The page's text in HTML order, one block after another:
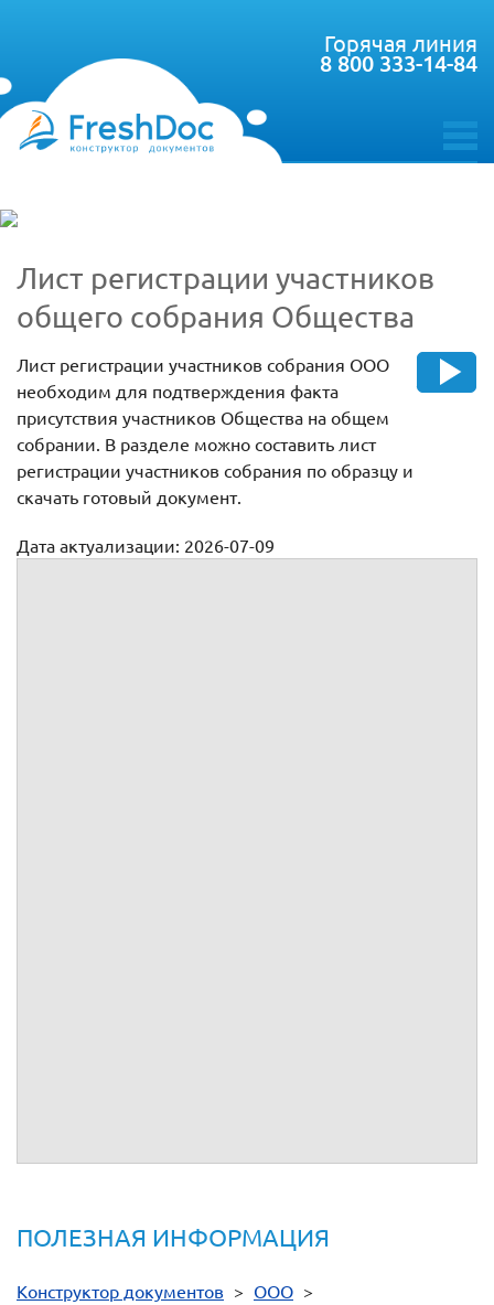
toggle
Горячая линия
8 800 333-14-84
Лист регистрации участников
общего собрания Общества
Лист регистрации участников собрания ООО
необходим для подтверждения факта
присутствия участников Общества на общем
собрании. В разделе можно составить лист
регистрации участников собрания по образцу и
скачать готовый документ.
Дата актуализации: 2026-07-09
ПОЛЕЗНАЯ ИНФОРМАЦИЯ
Конструктор документов > ООО >